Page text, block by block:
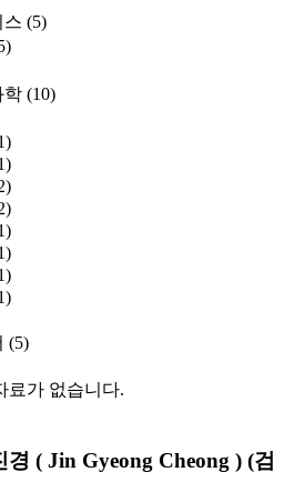
스 (5)
학 (10)
(5)
료가 없습니다.
경 ( Jin Gyeong Cheong ) (검